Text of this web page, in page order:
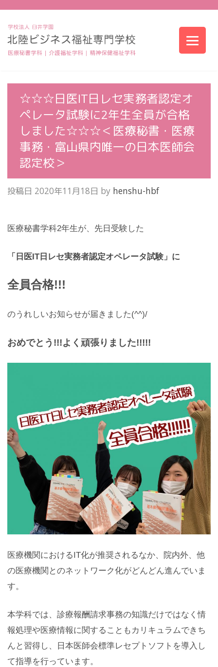
☆☆☆日医IT日レセ実務者認定オ
ペレータ試験に2年生全員が合格
しました☆☆☆＜医療秘書・医療
事務・富山県内唯一の日本医師会
認定校＞
投稿日 2020年11月18日 by henshu-hbf
医療秘書学科2年生が、先日受験した
「日医IT日レセ実務者認定オペレータ試験」に
全員合格!!!
のうれしいお知らせが届きました(^^)/
おめでとう!!!よく頑張りました!!!!!
医療機関におけるIT化が推奨されるなか、院内外、他
の医療機関とのネットワーク化がどんどん進んでいま
す。
本学科では、診療報酬請求事務の知識だけではなく情
報処理や医療情報に関することもカリキュラムできち
んと習得し、日本医師会標準レセプトソフトを導入し
て指導を行っています。